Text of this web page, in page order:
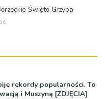
Święto Grzyba
rekordy popularności. To
i Muszyną [ZDJĘCIA]